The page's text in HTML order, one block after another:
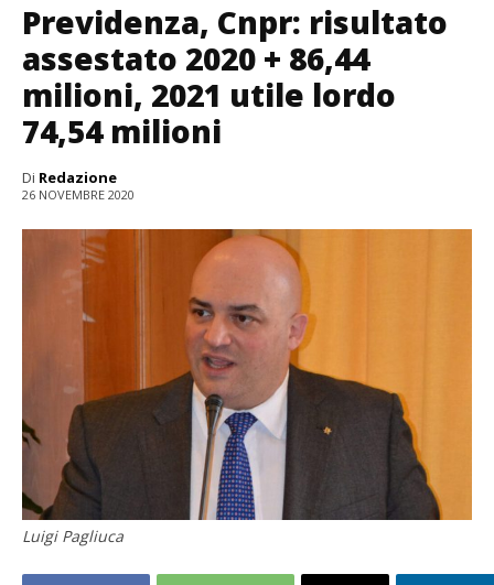
Previdenza, Cnpr: risultato
assestato 2020 + 86,44
milioni, 2021 utile lordo
74,54 milioni
Di Redazione
26 NOVEMBRE 2020
Luigi Pagliuca